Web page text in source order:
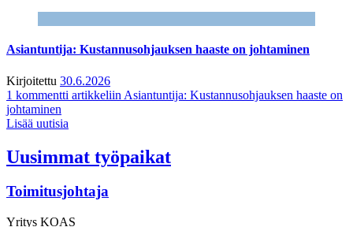
Asiantuntija: Kustannusohjauksen haaste on johtaminen
Kirjoitettu 30.6.2026
1 kommentti artikkeliin Asiantuntija: Kustannusohjauksen haaste on
johtaminen
Lisää uutisia
Uusimmat työpaikat
Toimitusjohtaja
Yritys KOAS